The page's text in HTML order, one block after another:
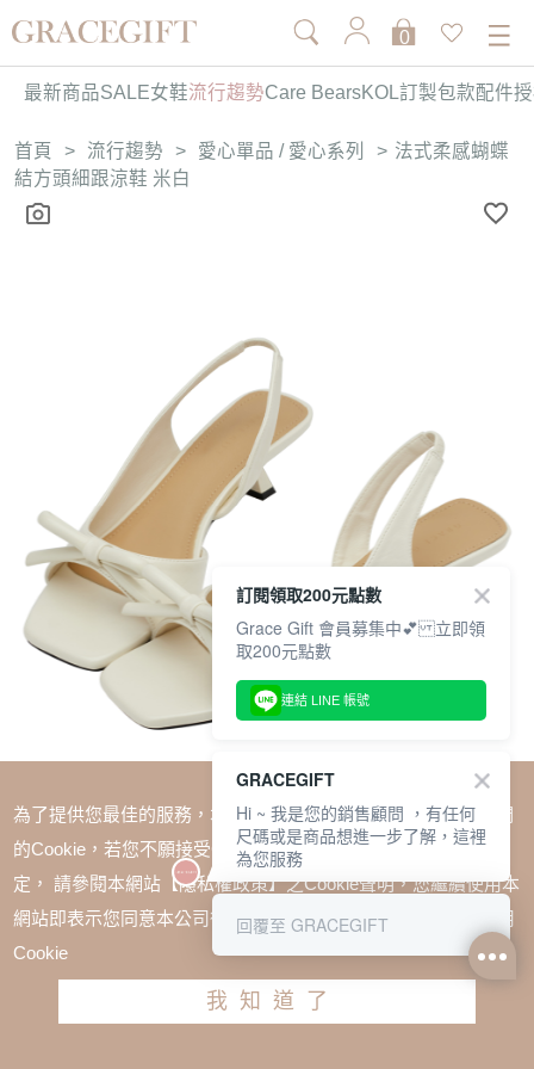
0
最新商品SALE女鞋流行趨勢Care BearsKOL訂製包款配件
首頁 > 流行趨勢 > 愛心單品 / 愛心系列 > 法式柔感蝴蝶
結方頭細跟涼鞋 米白
法式柔感蝴蝶結方頭細跟涼鞋 米白
為了提供您最佳的服務，本網站會在您的電腦中放置並取用我們
的Cookie，若您不願接受Cookie時應如何變更電腦的Cookie設
定， 請參閱本網站【隱私權政策】之Cookie聲明，您繼續使用本
網站即表示您同意本公司得按本網站使用條款之Cookie聲明使用
Cookie
我知道了
訂閱領取200元點數
Grace Gift 會員募集中💕 立即領
取200元點數
連結 LINE 帳號
GRACEGIFT
Hi ~ 我是您的銷售顧問 ，有任何
尺碼或是商品想進一步了解，這裡
為您服務
回覆至 GRACEGIFT